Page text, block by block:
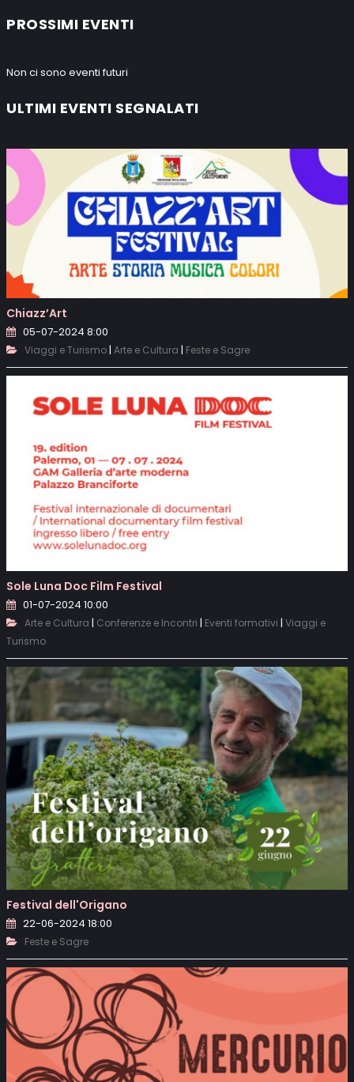
PROSSIMI EVENTI
Non ci sono eventi futuri
ULTIMI EVENTI SEGNALATI
Chiazz’Art
05-07-2024 8:00
Viaggi e Turismo| Arte e Cultura | Feste e Sagre
Sole Luna Doc Film Festival
01-07-2024 10:00
Arte e Cultura | Conferenze e Incontri | Eventi formativi | Viaggi e
Turismo
Festival dell'Origano
22-06-2024 18:00
Feste e Sagre